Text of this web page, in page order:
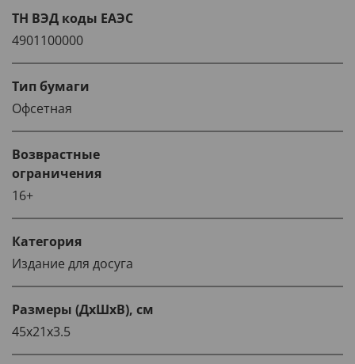
ТН ВЭД коды ЕАЭС
4901100000
Тип бумаги
Офсетная
Возврастные
ограничения
16+
Категория
Издание для досуга
Размеры (ДхШхВ), см
45х21х3.5